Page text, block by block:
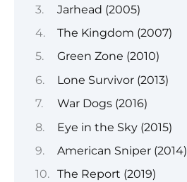
Jarhead (2005)
The Kingdom (2007)
Green Zone (2010)
Lone Survivor (2013)
War Dogs (2016)
Eye in the Sky (2015)
American Sniper (2014)
The Report (2019)